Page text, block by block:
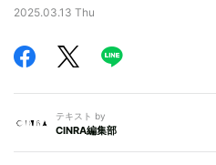
2025.03.13 Thu
テキスト by
CINRA編集部